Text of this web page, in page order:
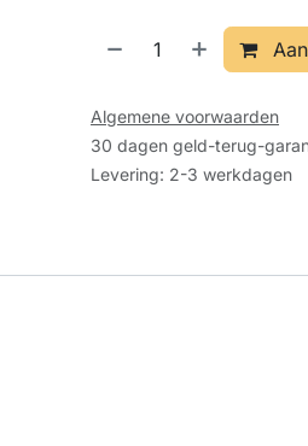
Algemene voorwaarden
30 dagen geld-terug-
Levering: 2-3 werkdagen